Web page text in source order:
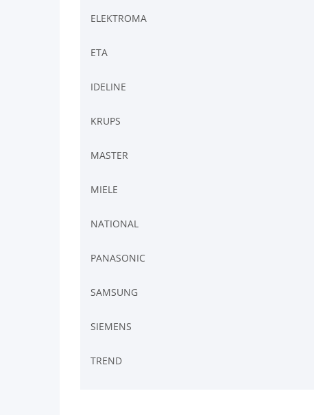
ELEKTROMA
ETA
IDELINE
KRUPS
MASTER
MIELE
NATIONAL
PANASONIC
SAMSUNG
SIEMENS
TREND